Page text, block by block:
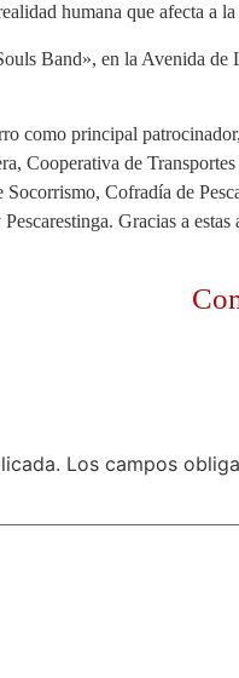
humana que afecta
Band», en la Avenida
como principal
Cooperativa de
Cofradía de
Gracias a
Los campos